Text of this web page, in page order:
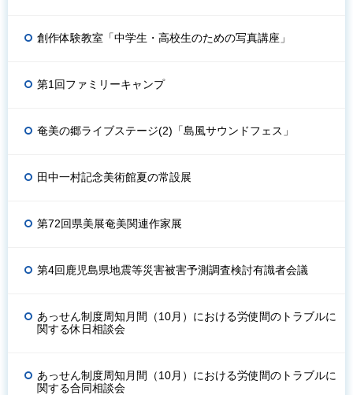
創作体験教室「中学生・高校生のための写真講座」
第1回ファミリーキャンプ
奄美の郷ライブステージ(2)「島風サウンドフェス」
田中一村記念美術館夏の常設展
第72回県美展奄美関連作家展
第4回鹿児島県地震等災害被害予測調査検討有識者会議
あっせん制度周知月間（10月）における労使間のトラブルに
関する休日相談会
あっせん制度周知月間（10月）における労使間のトラブルに
関する合同相談会